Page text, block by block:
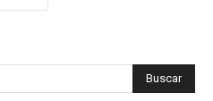
Buscar